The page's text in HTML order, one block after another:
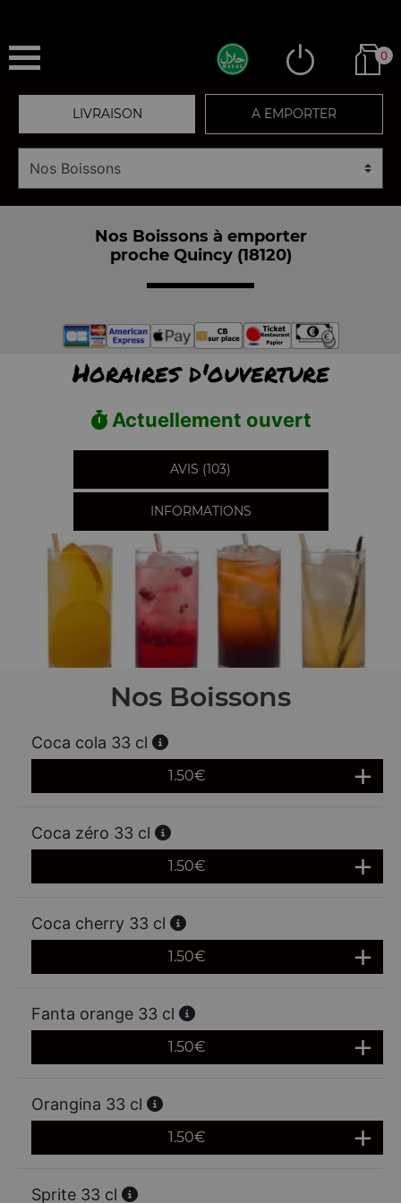
0
LIVRAISON A EMPORTER
Nos Boissons à emporter
proche Quincy (18120)
Horaires d'ouverture
Actuellement ouvert
AVIS (103)
INFORMATIONS
Nos Boissons
Coca cola 33 cl
1.50€
Coca zéro 33 cl
1.50€
Coca cherry 33 cl
1.50€
Fanta orange 33 cl
1.50€
Orangina 33 cl
1.50€
Sprite 33 cl